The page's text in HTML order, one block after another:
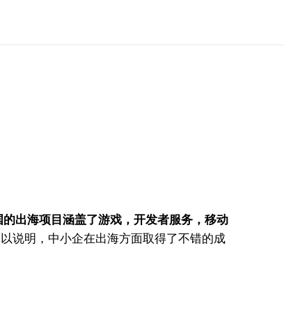
的出海项目涵盖了游戏，开发者服务，移动
说明，中小企在出海方面取得了不错的成